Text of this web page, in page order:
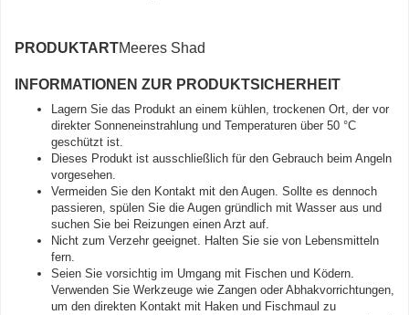
PRODUKTARTMeeres Shad
INFORMATIONEN ZUR PRODUKTSICHERHEIT
Lagern Sie das Produkt an einem kühlen, trockenen Ort, der vor
direkter Sonneneinstrahlung und Temperaturen über 50 °C
geschützt ist.
Dieses Produkt ist ausschließlich für den Gebrauch beim Angeln
vorgesehen.
Vermeiden Sie den Kontakt mit den Augen. Sollte es dennoch
passieren, spülen Sie die Augen gründlich mit Wasser aus und
suchen Sie bei Reizungen einen Arzt auf.
Nicht zum Verzehr geeignet. Halten Sie sie von Lebensmitteln
fern.
Seien Sie vorsichtig im Umgang mit Fischen und Ködern.
Verwenden Sie Werkzeuge wie Zangen oder Abhakvorrichtungen,
um den direkten Kontakt mit Haken und Fischmaul zu